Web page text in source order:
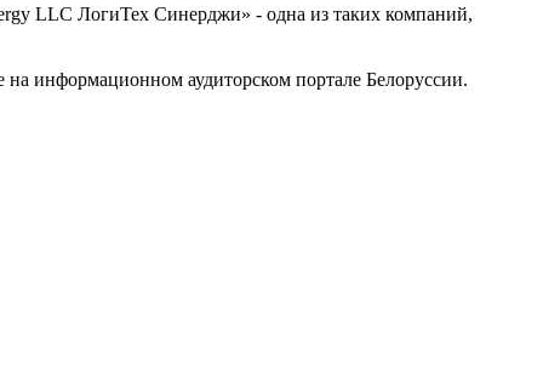
LLC ЛогиТех Синерджи» - одна из таких компаний,
информационном аудиторском портале Белоруссии.